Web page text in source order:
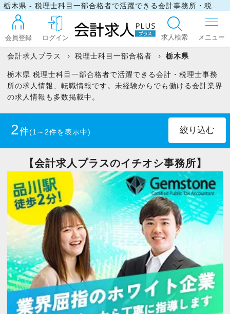
会員登録 ログイン 求人検索
ログイン
マイリスト
お問い合わせ
今すぐ会員登録
PC版サイトを見る
会計求人プラス 税理士科目一部合格者 栃木県
栃木県 税理士科目一部合格者で活躍できる会計・税理士事務
所の求人情報、転職情報です。未経験からでも働ける会計業界
の求人情報も多数掲載中。
2件(1～2件を表示中)
正社員(1) パート・アルバイト(1)
【会計求人プラスのイチオシ事務所】